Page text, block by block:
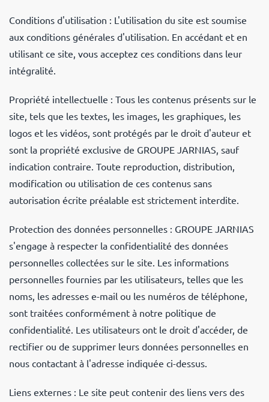
Conditions d'utilisation : L'utilisation du site est soumise
aux conditions générales d'utilisation. En accédant et en
utilisant ce site, vous acceptez ces conditions dans leur
intégralité.
Propriété intellectuelle : Tous les contenus présents sur le
site, tels que les textes, les images, les graphiques, les
logos et les vidéos, sont protégés par le droit d'auteur et
sont la propriété exclusive de GROUPE JARNIAS, sauf
indication contraire. Toute reproduction, distribution,
modification ou utilisation de ces contenus sans
autorisation écrite préalable est strictement interdite.
Protection des données personnelles : GROUPE JARNIAS
s'engage à respecter la confidentialité des données
personnelles collectées sur le site. Les informations
personnelles fournies par les utilisateurs, telles que les
noms, les adresses e-mail ou les numéros de téléphone,
sont traitées conformément à notre politique de
confidentialité. Les utilisateurs ont le droit d'accéder, de
rectifier ou de supprimer leurs données personnelles en
nous contactant à l'adresse indiquée ci-dessus.
Liens externes : Le site peut contenir des liens vers des